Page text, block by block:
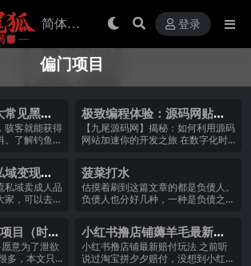
登录
偏门项目
见黑客
骇客就能获得
了解钓鱼式
极致编程体验：源码网贴心
解密程序员心法
【九尾源码网】揭秘：如何利用源码
网站加速你的开发之旅 在数字化时
变现案
私域卖成人品
，可以去学
菠菜打水
估摸着刷到这篇文章的都是负债人。
负债人也分好几种，一种是负债之
目（时效
意为了泄欲
多，本文只
小红书撸店铺薅羊毛最新赔
付玩法
小红书撸店铺最新赔付玩法 之前听
说过淘宝拼夕夕赔付，没想到小红书